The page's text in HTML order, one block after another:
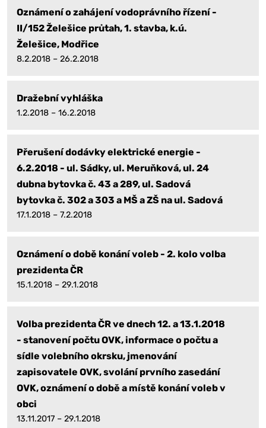
Oznámení o zahájení vodoprávního řízení -
II/152 Želešice průtah, 1. stavba, k.ú.
Želešice, Modřice
8.2.2018 – 26.2.2018
Dražební vyhláška
1.2.2018 – 16.2.2018
Přerušení dodávky elektrické energie -
6.2.2018 - ul. Sádky, ul. Meruňková, ul. 24
dubna bytovka č. 43 a 289, ul. Sadová
bytovka č. 302 a 303 a MŠ a ZŠ na ul. Sadová
17.1.2018 – 7.2.2018
Oznámení o době konání voleb - 2. kolo volba
prezidenta ČR
15.1.2018 – 29.1.2018
Volba prezidenta ČR ve dnech 12. a 13.1.2018
- stanovení počtu OVK, informace o počtu a
sídle volebního okrsku, jmenování
zapisovatele OVK, svolání prvního zasedání
OVK, oznámení o době a místě konání voleb v
obci
13.11.2017 – 29.1.2018